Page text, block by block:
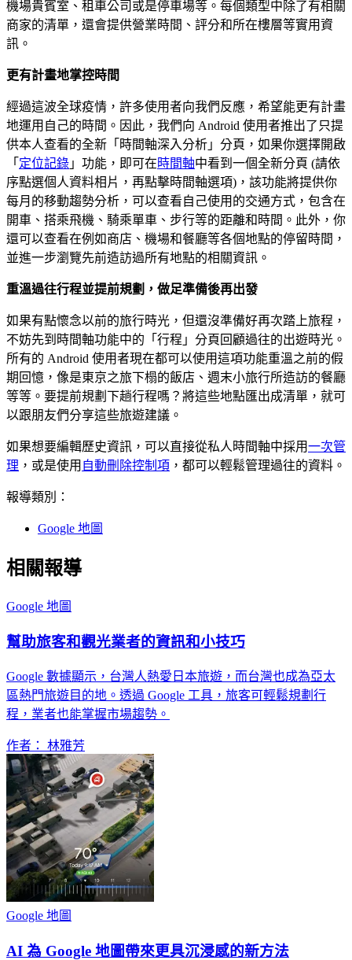
機場貴賓室、租車公司或是停車場等。每個類型中除了有相關
商家的清單，還會提供營業時間、評分和所在樓層等實用資
訊。
更有計畫地掌控時間
經過這波全球疫情，許多使用者向我們反應，希望能更有計畫
地運用自己的時間。因此，我們向 Android 使用者推出了只提
供本人查看的全新「時間軸深入分析」分頁，如果你選擇開啟
「 定位記錄 」功能，即可在時間軸中看到一個全新分頁 (請依
序點選個人資料相片，再點擊時間軸選項)，該功能將提供你
每月的移動趨勢分析，可以查看自己使用的交通方式，包含在
開車、搭乘飛機、騎乘單車、步行等的距離和時間。此外，你
還可以查看在例如商店、機場和餐廳等各個地點的停留時間，
並進一步瀏覽先前造訪過所有地點的相關資訊。
重溫過往行程並提前規劃，做足準備後再出發
如果有點懷念以前的旅行時光，但還沒準備好再次踏上旅程，
不妨先到時間軸功能中的「行程」分頁回顧過往的出遊時光。
所有的 Android 使用者現在都可以使用這項功能重溫之前的假
期回憶，像是東京之旅下榻的飯店、週末小旅行所造訪的餐廳
等等。要提前規劃下趟行程嗎？將這些地點匯出成清單，就可
以跟朋友們分享這些旅遊建議。
如果想要編輯歷史資訊，可以直接從私人時間軸中採用一次管
理 ，或是使用 自動刪除控制項 ，都可以輕鬆管理過往的資料。
報導類別：
Google 地圖
相關報導
Google 地圖
幫助旅客和觀光業者的資訊和小技巧
Google 數據顯示，台灣人熱愛日本旅遊，而台灣也成為亞太
區熱門旅遊目的地。透過 Google 工具，旅客可輕鬆規劃行
程，業者也能掌握市場趨勢。
作者： 林雅芳
Google 地圖
AI 為 Google 地圖帶來更具沉浸感的新方法